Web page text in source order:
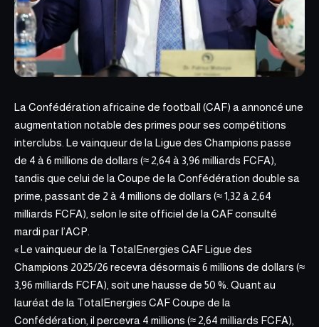
La Confédération africaine de football (CAF) a annoncé une
augmentation notable des primes pour ses compétitions
interclubs. Le vainqueur de la Ligue des Champions passe
de 4 à 6 millions de dollars (≈ 2,64 à 3,96 milliards FCFA),
tandis que celui de la Coupe de la Confédération double sa
prime, passant de 2 à 4 millions de dollars (≈ 1,32 à 2,64
milliards FCFA), selon le site officiel de la CAFconsulté
mardi par l’ACP.
« Le vainqueur de la TotalEnergies CAF Ligue des
Champions 2025/26 recevra désormais 6 millions de dollars (≈
3,96 milliards FCFA), soit une hausse de 50 %. Quant au
lauréat de la TotalEnergies CAF Coupe de la
Confédération, il percevra 4 millions (≈ 2,64 milliards FCFA),